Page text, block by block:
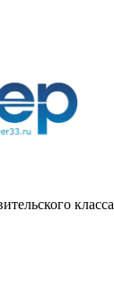
класса